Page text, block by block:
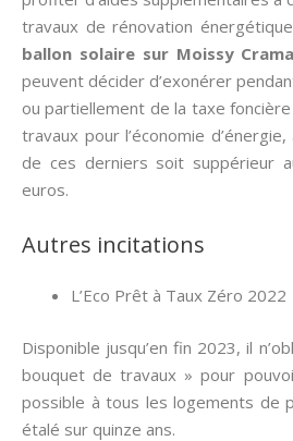
travaux de rénovation
ballon solaire sur Moissy
peuvent décider d’exonérer
ou partiellement de la taxe
travaux pour l’économie
de ces derniers soit suppérieur
euros.
Autres incitations
L’Eco Prêt à Taux Zéro 2022
Disponible jusqu’en fin 2023, il
bouquet de travaux » pour
possible à tous les logements de
étalé sur quinze ans.